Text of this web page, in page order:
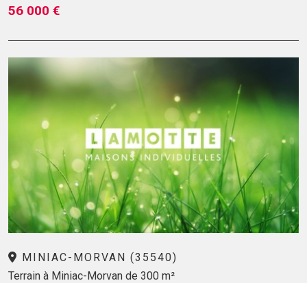
56 000 €
MINIAC-MORVAN (35540)
Terrain à Miniac-Morvan de 300 m²